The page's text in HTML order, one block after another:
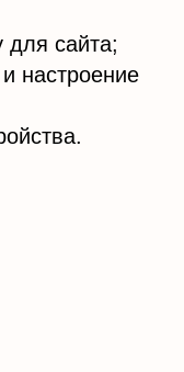
для сайта;
настроение